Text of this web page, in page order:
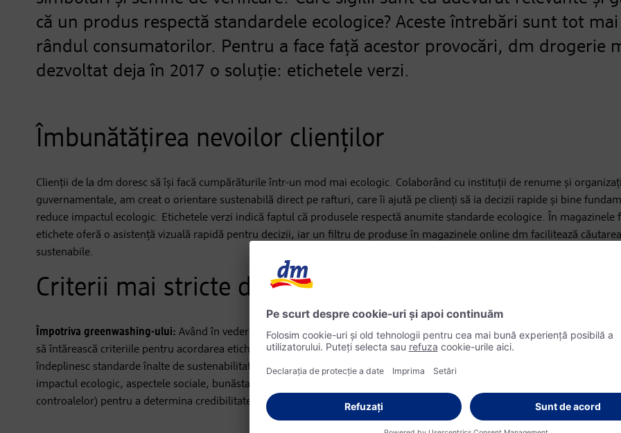
că un produs respectă standardele ecologice? Aceste întrebări sunt tot
rândul consumatorilor. Pentru a face față acestor provocări, dm drogerie
dezvoltat deja în 2017 o soluție: etichetele verzi.
Îmbunătățirea nevoilor clienților
Clienții de la dm doresc să își facă cumpărăturile într-un mod mai ecologic. Colaborând cu instituții de renume și
guvernamentale, am creat o orientare sustenabilă direct pe rafturi, care îi ajută pe clienți să ia decizii rapide și bine
reduce impactul ecologic. Etichetele verzi indică faptul că produsele respectă anumite standarde ecologice. În magazinele
etichete oferă o asistență vizuală rapidă pentru decizii, iar un filtru de produse în magazinele online dm facilitează
sustenabile.
Criterii mai stricte din 2022
Împotriva greenwashing-ului: Având în vedere că în ultimii ani au apărut tot mai multe etichete de sustenabilitate pe piață,
să întărească criteriile pentru acordarea etichetei verzi. Toate sigiliile au fost supuse unui proces riguros de verificare
îndeplinesc standarde înalte de sustenabilitate. Evaluarea s-a bazat pe „Gütesiegel-Check” de la GLOBAL 2000, care
impactul ecologic, aspectele sociale, bunăstarea animalelor și fundamentarea (inclusiv implicarea experților externi și
controalelor) pentru a determina credibilitatea celor mai comune sigilii.